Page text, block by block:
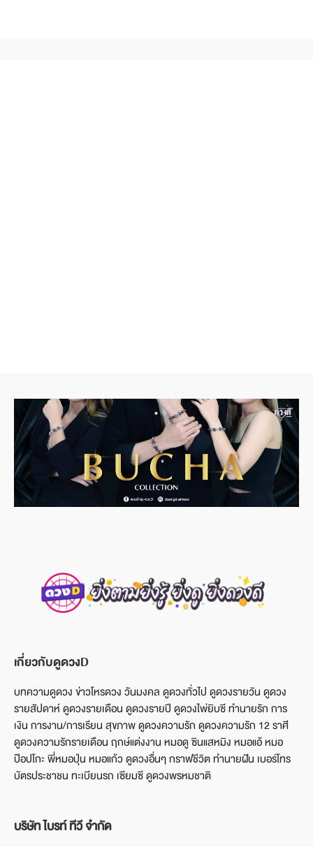
เกี่ยวกับดูดวงD
บทความดูดวง ข่าวโหรดวง วันมงคล ดูดวงทั่วไป ดูดวงรายวัน ดูดวง
รายสัปดาห์ ดูดวงรายเดือน ดูดวงรายปี ดูดวงไพ่ยิบซี ทำนายรัก การ
เงิน การงาน/การเรียน สุขภาพ ดูดวงความรัก ดูดวงความรัก 12 ราศี
ดูดวงความรักรายเดือน ฤกษ์แต่งงาน หมอดู ซินแสหมิง หมอแอ้ หมอ
ป๊อปโกะ พี่หมอปุ่น หมอแก้ว ดูดวงอื่นๆ กราฟชีวิต ทำนายฝัน เบอร์โทร
บัตรประชาชน ทะเบียนรถ เซียมซี ดูดวงพรหมชาติ
บริษัท ไบรท์ ทีวี จำกัด